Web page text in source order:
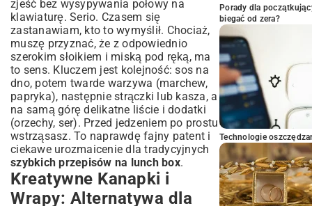
zjeść bez wysypywania połowy na
klawiaturę. Serio. Czasem się
zastanawiam, kto to wymyślił. Chociaż,
muszę przyznać, że z odpowiednio
szerokim słoikiem i miską pod ręką, ma
to sens. Kluczem jest kolejność: sos na
dno, potem twarde warzywa (marchew,
papryka), następnie strączki lub kasza, a
na samą górę delikatne liście i dodatki
(orzechy, ser). Przed jedzeniem po prostu
wstrząsasz. To naprawdę fajny patent i
ciekawe urozmaicenie dla tradycyjnych
szybkich przepisów na lunch box.
Kreatywne Kanapki i
Wrapy: Alternatywa dla
Porady dla
biegać od zera?
Technologie